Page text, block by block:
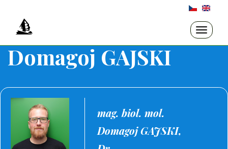
hlavnímu
Toggle
Domagoj GAJSKI
mag. biol. mol.
Domagoj GAJSKI,